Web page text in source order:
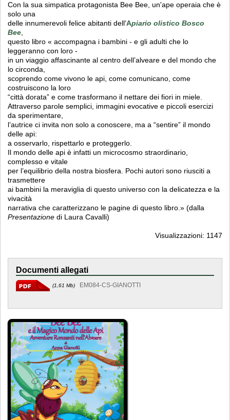
Con la sua simpatica protagonista Bee Bee, un'ape operaia che è
solo una
delle innumerevoli felice abitanti dell'Apiario olisticoBosco
Bee,
questo libro « accompagna i bambini - e gli adulti che lo
leggeranno con loro -
in un viaggio affascinante al centro dell’alveare e del mondo che
lo circonda,
scoprendo come vivono le api, come comunicano, come
costruiscono la loro
“città dorata” e come trasformano il nettare dei fiori in miele.
Attraverso parole semplici, immagini evocative e piccoli esercizi
da sperimentare,
l’autrice ci invita non solo a conoscere, ma a “sentire” il mondo
delle api:
a osservarlo, rispettarlo e proteggerlo.
Il mondo delle api è infatti un microcosmo straordinario,
complesso e vitale
per l’equilibrio della nostra biosfera. Pochi autori sono riusciti a
trasmettere
ai bambini la meraviglia di questo universo con la delicatezza e la
vivacità
narrativa che caratterizzano le pagine di questo libro.» (dalla
Presentazionedi Laura Cavalli)
Visualizzazioni: 1147
Documenti allegati
(1,61 Mb) EM084-CS-GIANOTTI